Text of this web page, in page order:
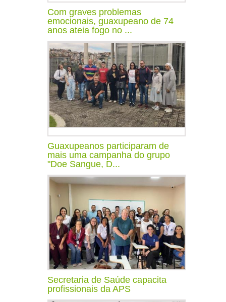
Com graves problemas
emocionais, guaxupeano de 74
anos ateia fogo no ...
Guaxupeanos participaram de
mais uma campanha do grupo
"Doe Sangue, D...
Secretaria de Saúde capacita
profissionais da APS